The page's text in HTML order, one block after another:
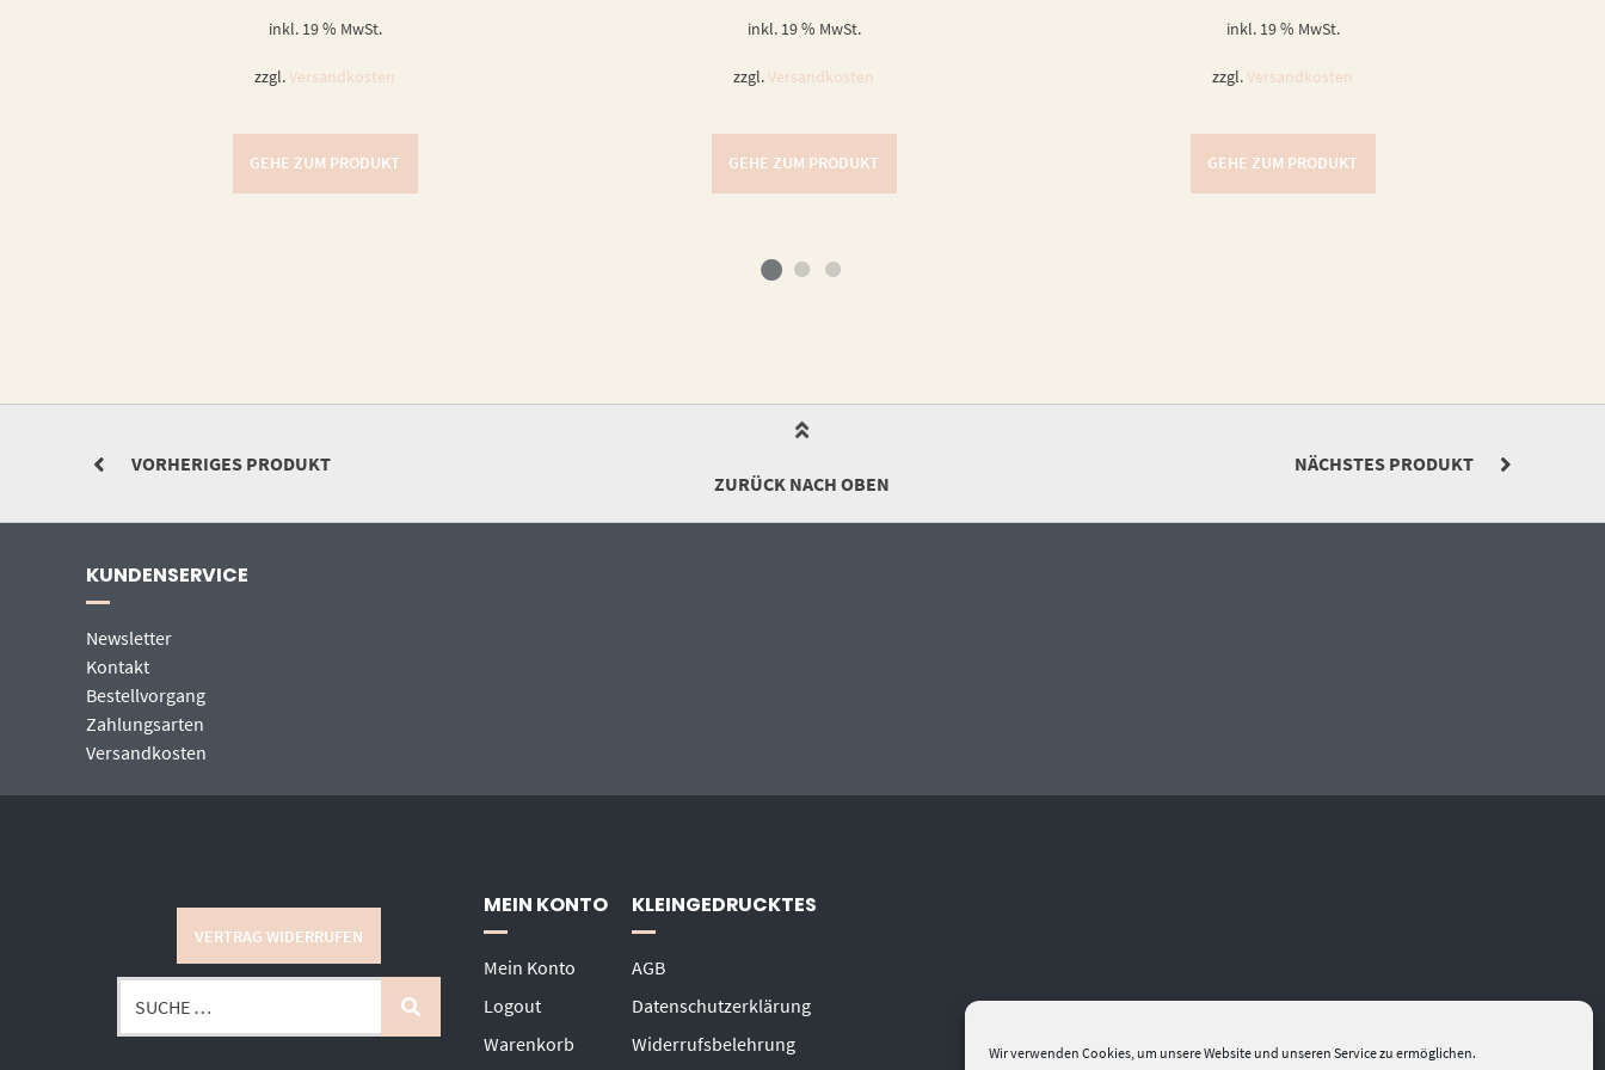
Wir verwenden Cookies, um unsere Website und unseren Service zu ermöglichen.
inkl. 19 % MwSt.
zzgl.Versandkosten
GEHE ZUM PRODUKT
inkl. 19 % MwSt.
zzgl.Versandkosten
GEHE ZUM PRODUKT
inkl. 19 % MwSt.
zzgl.Versandkosten
GEHE ZUM PRODUKT
VORHERIGES PRODUKT
NÄCHSTES PRODUKT
ZURÜCK NACH OBEN
KUNDENSERVICE
Newsletter
Kontakt
Bestellvorgang
Zahlungsarten
Versandkosten
VERTRAG WIDERRUFEN
MEIN KONTO
Mein Konto
Logout
Warenkorb
KLEINGEDRUCKTES
AGB
Datenschutzerklärung
Widerrufsbelehrung